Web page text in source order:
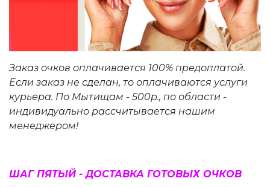
Заказ очков оплачивается 100% предоплатой.
Если заказ не сделан, то оплачиваются услуги
курьера. По Мытищам - 500р., по области -
индивидуально рассчитывается нашим
менеджером!
ШАГ ПЯТЫЙ - ДОСТАВКА ГОТОВЫХ ОЧКОВ